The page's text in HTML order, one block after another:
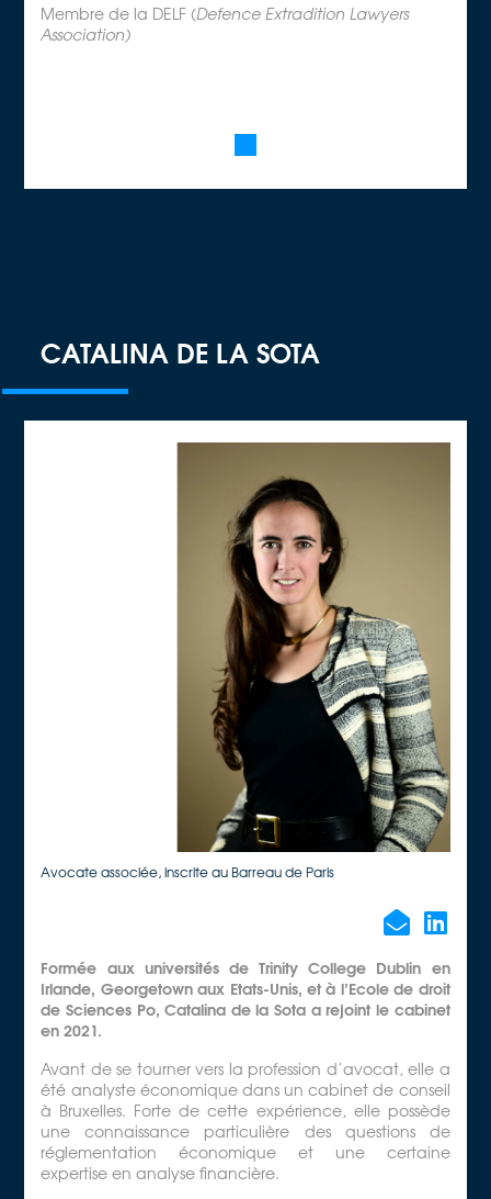
Membre de la DELF (Defence Extradition Lawyers
Association)
CATALINA DE LA SOTA
Avocate associée, inscrite au Barreau de Paris
Formée aux universités de Trinity College Dublin en
Irlande, Georgetown aux Etats-Unis, et à l’Ecole de droit
de Sciences Po, Catalina de la Sota a rejoint le cabinet
en 2021.
Avant de se tourner vers la profession d’avocat, elle a
été analyste économique dans un cabinet de conseil
à Bruxelles. Forte de cette expérience, elle possède
une connaissance particulière des questions de
réglementation économique et une certaine
expertise en analyse financière.